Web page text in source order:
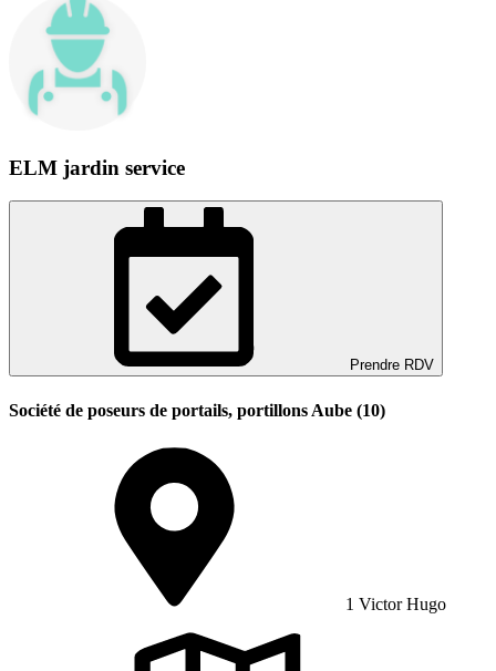
ELM jardin service
Prendre RDV
Société de poseurs de portails, portillons Aube (10)
1 Victor Hugo